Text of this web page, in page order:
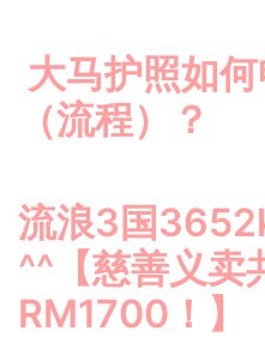
大马护照如
（流程）？
流浪3国
^^【慈善义卖
RM1700！】